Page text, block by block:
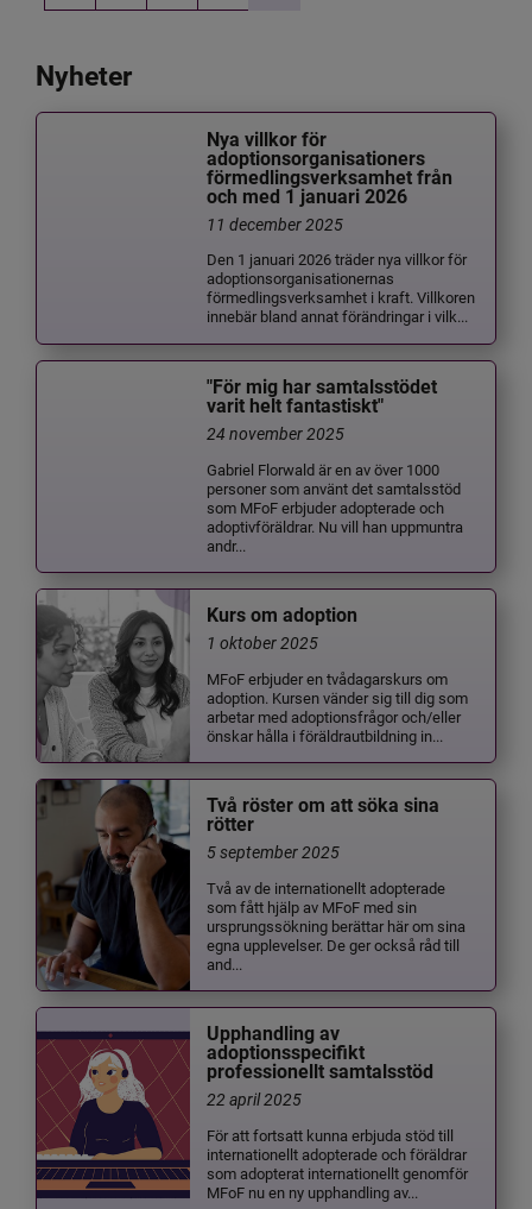
Nyheter
Nya villkor för
adoptionsorganisationers
förmedlingsverksamhet från
och med 1 januari 2026
11 december 2025
Den 1 januari 2026 träder nya villkor för
adoptionsorganisationernas
förmedlingsverksamhet i kraft. Villkoren
innebär bland annat förändringar i vilk...
"För mig har samtalsstödet
varit helt fantastiskt"
24 november 2025
Gabriel Florwald är en av över 1000
personer som använt det samtalsstöd
som MFoF erbjuder adopterade och
adoptivföräldrar. Nu vill han uppmuntra
andr...
Kurs om adoption
1 oktober 2025
MFoF erbjuder en tvådagarskurs om
adoption. Kursen vänder sig till dig som
arbetar med adoptionsfrågor och/eller
önskar hålla i föräldrautbildning in...
Två röster om att söka sina
rötter
5 september 2025
Två av de internationellt adopterade
som fått hjälp av MFoF med sin
ursprungssökning berättar här om sina
egna upplevelser. De ger också råd till
and...
Upphandling av
adoptionsspecifikt
professionellt samtalsstöd
22 april 2025
För att fortsatt kunna erbjuda stöd till
internationellt adopterade och föräldrar
som adopterat internationellt genomför
MFoF nu en ny upphandling av...